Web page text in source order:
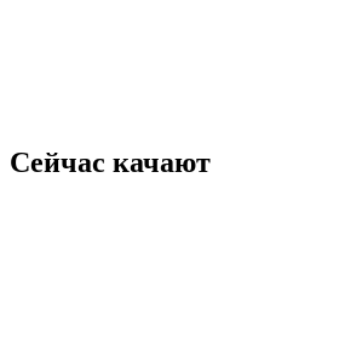
Сейчас качают